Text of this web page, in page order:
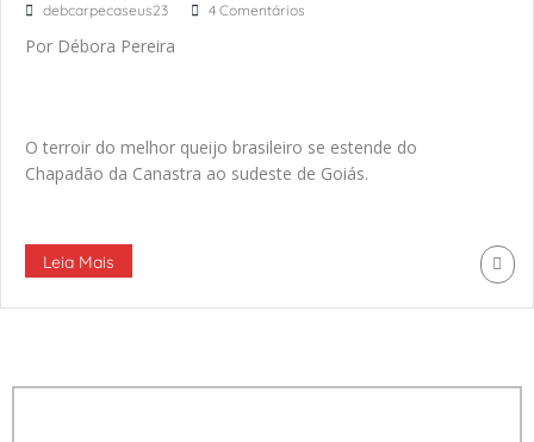
debcarpecaseus23 4 Comentários
Por Débora Pereira
O terroir do melhor queijo brasileiro se estende do
Chapadão da Canastra ao sudeste de Goiás.
Leia Mais